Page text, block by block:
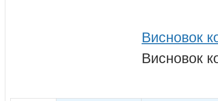
Висновок
Висновок